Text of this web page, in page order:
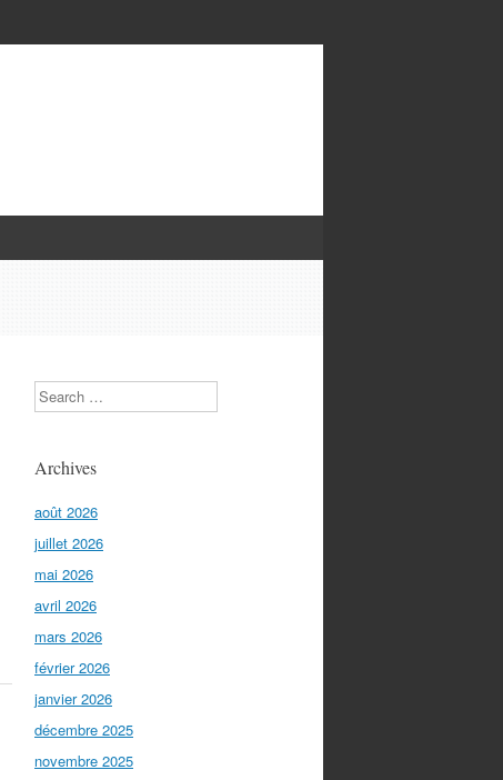
Search
Archives
août 2026
juillet 2026
mai 2026
avril 2026
mars 2026
février 2026
janvier 2026
décembre 2025
novembre 2025